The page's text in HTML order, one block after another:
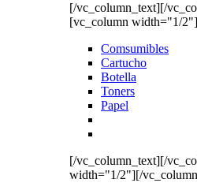
[/vc_column_text][/
[vc_column width="1/
Comsumibles
Cartucho
Botella
Toners
Papel
[/vc_column_text][/
width="1/2"][/